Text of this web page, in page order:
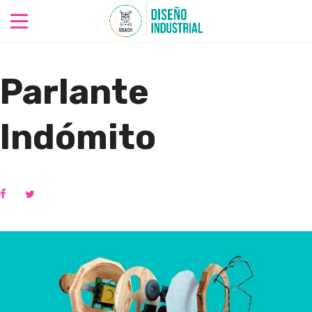
Parlante
Indómito